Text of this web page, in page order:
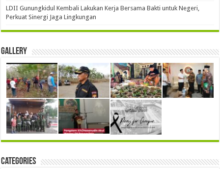
LDII Gunungkidul Kembali Lakukan Kerja Bersama Bakti untuk Negeri,
Perkuat Sinergi Jaga Lingkungan
Gallery
Categories